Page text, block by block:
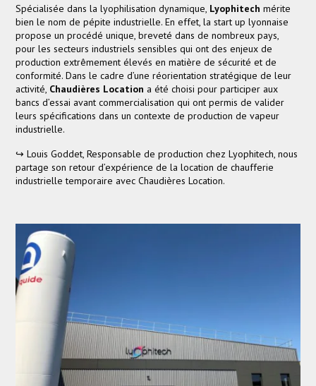
Spécialisée dans la lyophilisation dynamique, Lyophitech mérite
bien le nom de pépite industrielle. En effet, la start up lyonnaise
propose un procédé unique, breveté dans de nombreux pays,
pour les secteurs industriels sensibles qui ont des enjeux de
production extrêmement élevés en matière de sécurité et de
conformité. Dans le cadre d’une réorientation stratégique de leur
activité, Chaudières Location a été choisi pour participer aux
bancs d’essai avant commercialisation qui ont permis de valider
leurs spécifications dans un contexte de production de vapeur
industrielle.
↪ Louis Goddet, Responsable de production chez Lyophitech, nous
partage son retour d’expérience de la location de chaufferie
industrielle temporaire avec Chaudières Location.